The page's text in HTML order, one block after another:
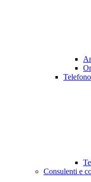
Consulenti e